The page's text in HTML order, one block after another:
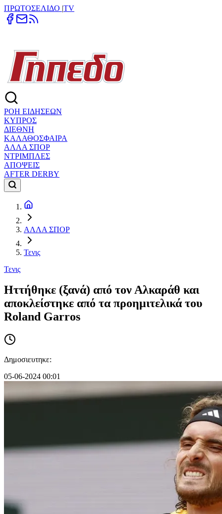
ΠΡΩΤΟΣΕΛΙΔΟ |TV
ΡΟΗ ΕΙΔΗΣΕΩΝ
ΚΥΠΡΟΣ
ΔΙΕΘΝΗ
ΚΑΛΑΘΟΣΦΑΙΡΑ
ΑΛΛΑ ΣΠΟΡ
ΝΤΡΙΜΠΛΕΣ
ΑΠΟΨΕΙΣ
AFTER DERBY
ΑΛΛΑ ΣΠΟΡ
Τενις
Τενις
Ηττήθηκε (ξανά) από τον Αλκαράθ και
αποκλείστηκε από τα προημιτελικά του
Roland Garros
Δημοσιευτηκε:
05-06-2024 00:01